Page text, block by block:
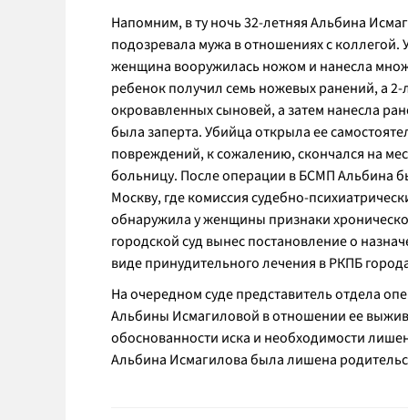
Напомним, в ту ночь 32-летняя Альбина
подозревала мужа в отношениях с
женщина вооружилась ножом и нанесла
ребенок получил семь ножевых ранений, а
окровавленных сыновей, а затем нанесла
была заперта. Убийца открыла ее
повреждений, к сожалению, скончался на
больницу. После операции в БСМП Альбина
Москву, где комиссия судебно-
обнаружила у женщины признаки
городской суд вынес постановление о
виде принудительного лечения в РКПБ
На очередном суде представитель отдела
Альбины Исмагиловой в отношении ее
обоснованности иска и необходимости
Альбина Исмагилова была лишена